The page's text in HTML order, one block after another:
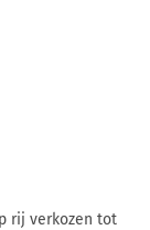
rij verkozen tot